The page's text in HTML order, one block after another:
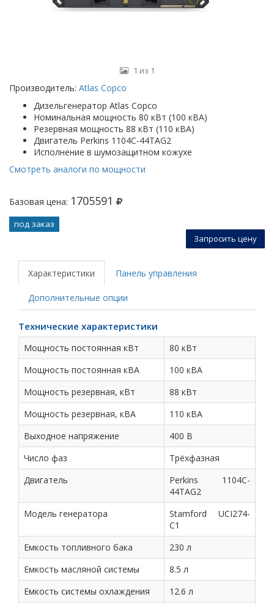
1 из 1
Производитель: Atlas Copco
Дизельгенератор Atlas Copco
Номинальная мощность 80 кВт (100 кВА)
Резервная мощность 88 кВт (110 кВА)
Двигатель Perkins 1104C-44TAG2
Исполнение в шумозащитном кожухе
Смотреть аналоги по мощности
Базовая цена: 1705591
под заказ
Запросить цену
Характеристики Панель управления
Дополнительные опции
Технические характеристики
Мощность постоянная кВт
80 кВт
Мощность постоянная кВА
100 кВА
Мощность резервная, кВт
88 кВт
Мощность резервная, кВА
110 кВА
Выходное напряжение
400 В
Число фаз
Трёхфазная
Двигатель
Perkins 1104C-
44TAG2
Модель генератора
Stamford UCI274-
C1
Емкость топливного бака
230 л
Емкость масляной системы
8.5 л
Емкость системы охлаждения
12.6 л